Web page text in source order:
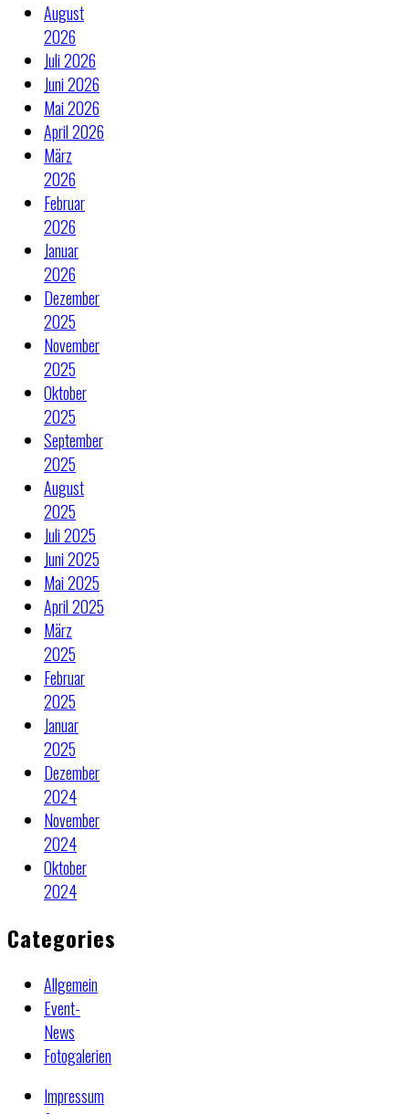
August
2026
Juli 2026
Juni 2026
Mai 2026
April 2026
März
2026
Februar
2026
Januar
2026
Dezember
2025
November
2025
Oktober
2025
September
2025
August
2025
Juli 2025
Juni 2025
Mai 2025
April 2025
März
2025
Februar
2025
Januar
2025
Dezember
2024
November
2024
Oktober
2024
Categories
Allgemein
Event-
News
Fotogalerien
Impressum